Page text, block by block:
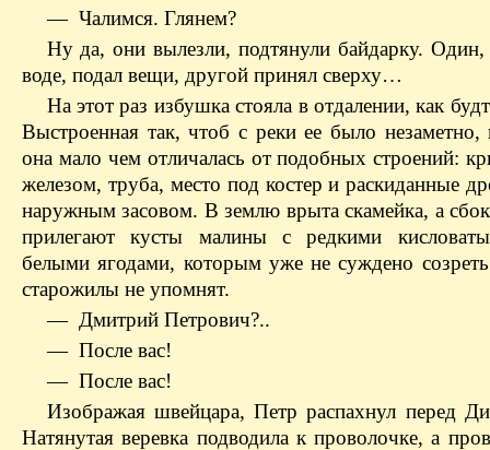
— Чалимся. Глянем?
Ну да, они вылезли, подтянули байдарку.
воде, подал вещи, другой принял сверху…
На этот раз избушка стояла в отдалении, как
Выстроенная так, чтоб с реки ее было незаметно,
она мало чем отличалась от подобных строений:
железом, труба, место под костер и раскиданные
наружным засовом. В землю врыта скамейка, а
прилегают кусты малины с редкими
белыми ягодами, которым уже не суждено
старожилы не упомнят.
— Дмитрий Петрович?..
— После вас!
— После вас!
Изображая швейцара, Петр распахнул перед
Натянутая веревка подводила к проволочке, а